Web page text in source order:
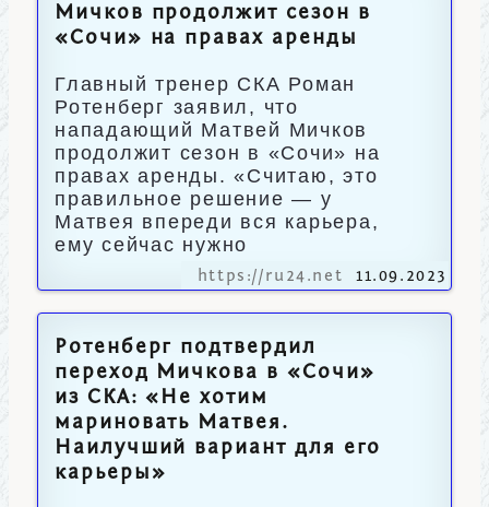
Мичков продолжит сезон в
«Сочи» на правах аренды
Главный тренер СКА Роман
Ротенберг заявил, что
нападающий Матвей Мичков
продолжит сезон в «Сочи» на
правах аренды. «Считаю, это
правильное решение — у
Матвея впереди вся карьера,
ему сейчас нужно
https://ru24.net 11.09.2023
Ротенберг подтвердил
переход Мичкова в «Сочи»
из СКА: «Не хотим
мариновать Матвея.
Наилучший вариант для его
карьеры»